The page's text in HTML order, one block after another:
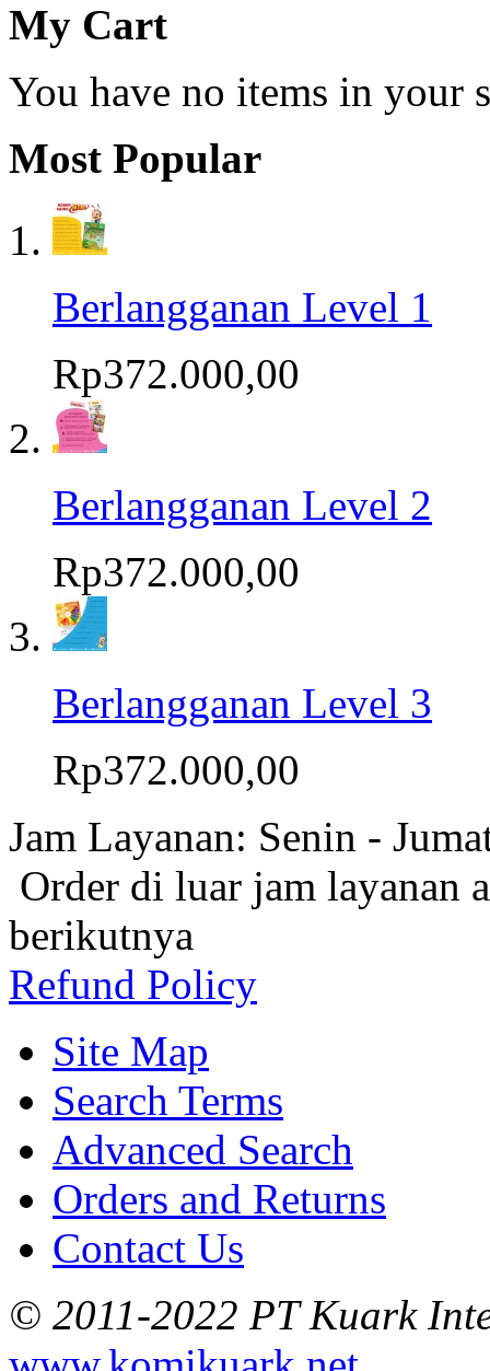
My Cart
You have no items in your
Most Popular
Berlangganan Level 1
Rp372.000,00
Berlangganan Level 2
Rp372.000,00
Berlangganan Level 3
Rp372.000,00
Jam Layanan: Senin -
Order di luar jam layanan
berikutnya
Refund Policy
Site Map
Search Terms
Advanced Search
Orders and Returns
Contact Us
© 2011-2022 PT Kuark